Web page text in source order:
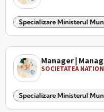
Specializare Ministerul
Manager |
SOCIETATEA
Specializare Ministerul